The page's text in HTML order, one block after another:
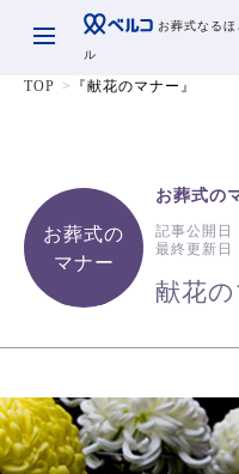
お葬式なるほ
ル
TOP 『献花のマナー』
お葬式の
マナー
お葬式の
記事公開日
最終更新日
献花